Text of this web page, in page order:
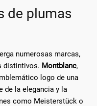
de plumas
numerosas marcas,
distintivos. Montblanc,
logo de una
de la elegancia y la
como Meisterstück o